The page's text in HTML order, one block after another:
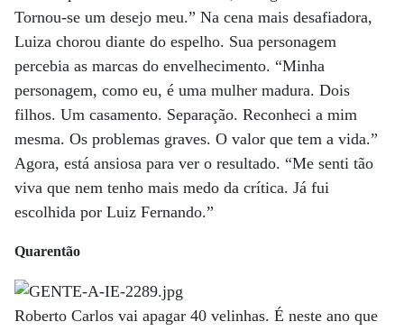
Tornou-se um desejo meu.” Na cena mais desafiadora,
Luiza chorou diante do espelho. Sua personagem
percebia as marcas do envelhecimento. “Minha
personagem, como eu, é uma mulher madura. Dois
filhos. Um casamento. Separação. Reconheci a mim
mesma. Os problemas graves. O valor que tem a vida.”
Agora, está ansiosa para ver o resultado. “Me senti tão
viva que nem tenho mais medo da crítica. Já fui
escolhida por Luiz Fernando.”
Quarentão
Roberto Carlos vai apagar 40 velinhas. É neste ano que